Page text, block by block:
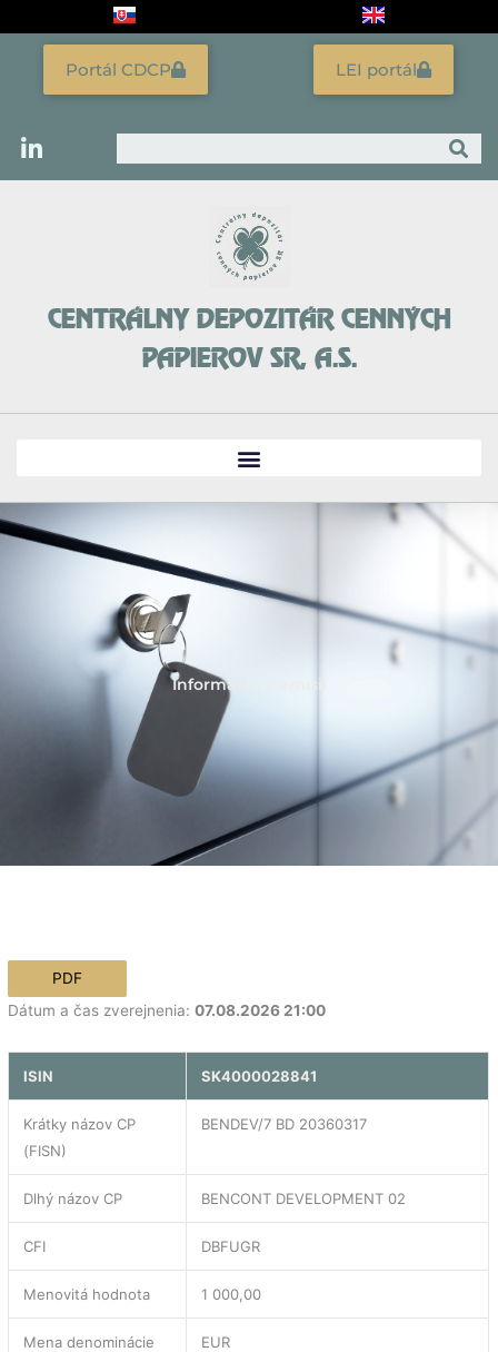
Vyhľadať
LEI portál
Portál CDCP
CENTRÁLNY DEPOZITÁR CENNÝCH
PAPIEROV SR, A.S.
Informácie o emisii
Dátum a čas zverejnenia:07.08.2026 21:00
ISIN SK4000028841
Krátky názov CP
(FISN)
BENDEV/7 BD 20360317
Dlhý názov CP BENCONT DEVELOPMENT 02
CFI DBFUGR
Menovitá hodnota 1 000,00
Mena denominácie EUR